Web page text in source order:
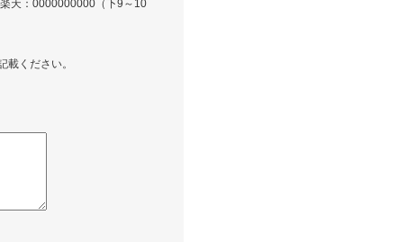
天：0000000000（下9～10
ください。